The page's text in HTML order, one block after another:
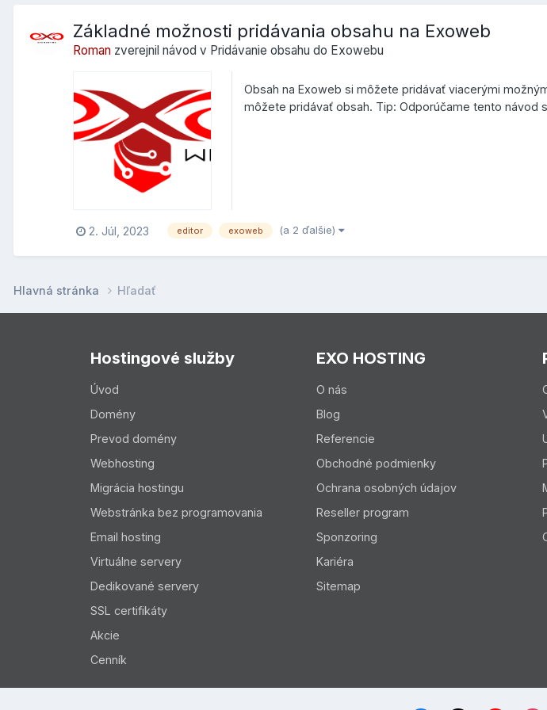
Základné možnosti pridávania obsahu na Exoweb
Roman zverejnil návod v Pridávanie obsahu do Exowebu
Obsah na Exoweb si môžete pridávať viacerými
môžete pridávať obsah. Tip: Odporúčame tento návod
2. Júl, 2023 editor exoweb (a 2 ďalšie)
Hlavná stránka Hľadať
Hostingové služby
Úvod
Domény
Prevod domény
Webhosting
Migrácia hostingu
Webstránka bez programovania
Email hosting
Virtuálne servery
Dedikované servery
SSL certifikáty
Akcie
Cenník
EXO HOSTING
O nás
Blog
Referencie
Obchodné podmienky
Ochrana osobných údajov
Reseller program
Sponzoring
Kariéra
Sitemap